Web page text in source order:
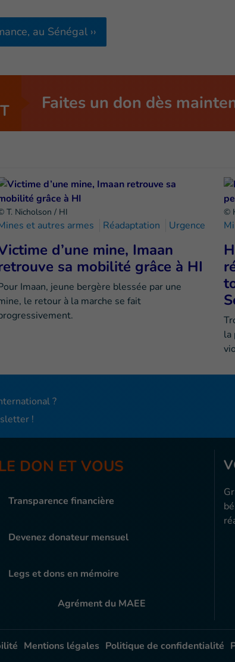
au Sénégal ››
Faites un don dès
T. Nicholson / HI
et autres armes Réadaptation Urgence
d’une mine, Imaan
sa mobilité grâce à HI
Imaan, jeune bergère blessée par une
le retour à la marche se fait
©
la
?
!
LE DON ET VOUS
Transparence financière
Devenez donateur mensuel
Legs et dons en mémoire
Agrément du MAEE
Mentions légales Politique de confidentialité